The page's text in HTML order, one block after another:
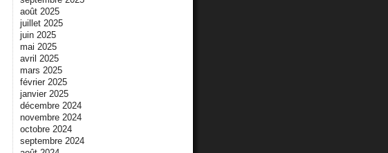
août 2025
juillet 2025
juin 2025
mai 2025
avril 2025
mars 2025
février 2025
janvier 2025
décembre 2024
novembre 2024
octobre 2024
septembre 2024